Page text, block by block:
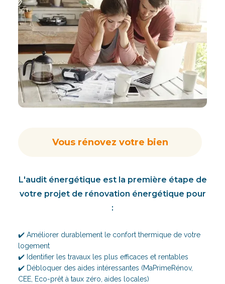
Vous rénovez votre bien
L'audit énergétique est la première étape de
votre projet de rénovation énergétique pour
:
✔️ Améliorer durablement le confort thermique de votre
logement
✔️ Identifier les travaux les plus efficaces et rentables
✔️ Débloquer des aides intéressantes (MaPrimeRénov,
CEE, Eco-prêt à taux zéro, aides locales)